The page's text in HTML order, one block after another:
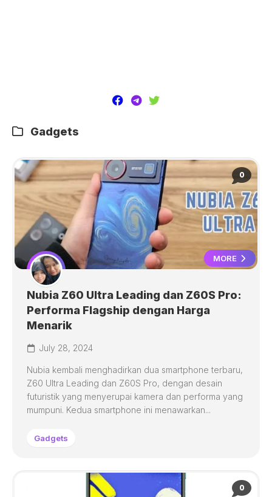
Gadgets
0
MORE
Nubia Z60 Ultra Leading dan Z60S Pro:
Performa Flagship dengan Harga
Menarik
July 28, 2024
Nubia kembali menghadirkan dua smartphone terbaru,
Z60 Ultra Leading dan Z60S Pro, dengan desain
futuristik yang menyerupai kamera dan performa yang
mumpuni. Kedua smartphone ini menawarkan...
Gadgets
0